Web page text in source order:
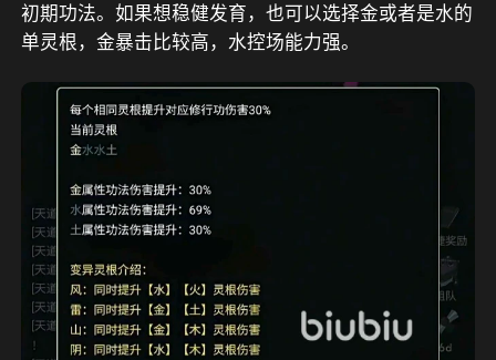
初期功法。如果想稳健发育，也可以选择金或者是水的
单灵根，金暴击比较高，水控场能力强。